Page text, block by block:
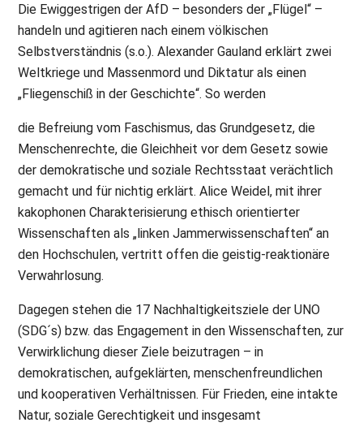
Die Ewiggestrigen der AfD – besonders der „Flügel“ –
handeln und agitieren nach einem völkischen
Selbstverständnis (s.o.). Alexander Gauland erklärt zwei
Weltkriege und Massenmord und Diktatur als einen
„Fliegenschiß in der Geschichte“. So werden
die Befreiung vom Faschismus, das Grundgesetz, die
Menschenrechte, die Gleichheit vor dem Gesetz sowie
der demokratische und soziale Rechtsstaat verächtlich
gemacht und für nichtig erklärt. Alice Weidel, mit ihrer
kakophonen Charakterisierung ethisch orientierter
Wissenschaften als „linken Jammerwissenschaften“ an
den Hochschulen, vertritt offen die geistig-reaktionäre
Verwahrlosung.
Dagegen stehen die 17 Nachhaltigkeitsziele der UNO
(SDG´s) bzw. das Engagement in den Wissenschaften, zur
Verwirklichung dieser Ziele beizutragen – in
demokratischen, aufgeklärten, menschenfreundlichen
und kooperativen Verhältnissen. Für Frieden, eine intakte
Natur, soziale Gerechtigkeit und insgesamt